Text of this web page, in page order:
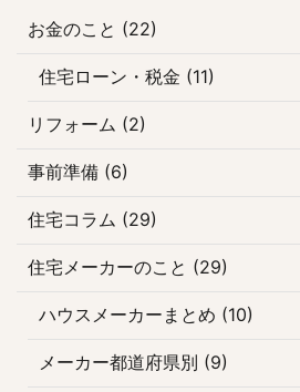
お金のこと (22)
住宅ローン・税金 (11)
リフォーム (2)
事前準備 (6)
住宅コラム (29)
住宅メーカーのこと (29)
ハウスメーカーまとめ (10)
メーカー都道府県別 (9)